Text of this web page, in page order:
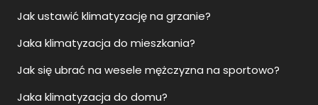
Jak ustawić klimatyzację na grzanie?
Jaka klimatyzacja do mieszkania?
Jak się ubrać na wesele mężczyzna na sportowo?
Jaka klimatyzacja do domu?